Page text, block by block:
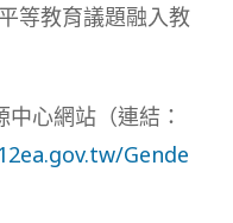
等教育議題融入教
心網站（連結：
Gende